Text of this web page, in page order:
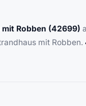
Robben (42699)
mit Robben.